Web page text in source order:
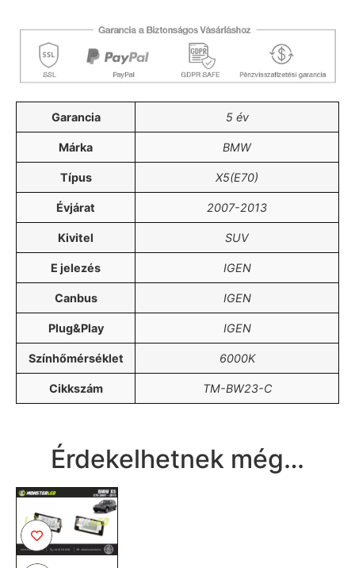
Garancia 5 év
Márka BMW
Típus X5(E70)
Évjárat 2007-2013
Kivitel SUV
E jelezés IGEN
Canbus IGEN
Plug&Play IGEN
Színhőmérséklet 6000K
Cikkszám TM-BW23-C
Érdekelhetnek még…
A terméket hozzá adtad a